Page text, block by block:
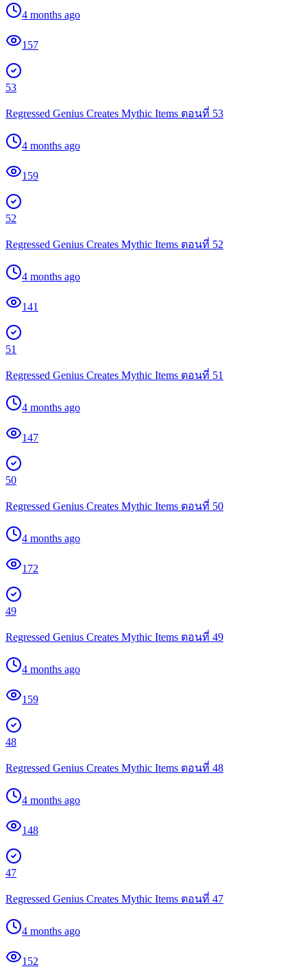
4 months ago
157
53
Regressed Genius Creates Mythic Items ตอนที่ 53
4 months ago
159
52
Regressed Genius Creates Mythic Items ตอนที่ 52
4 months ago
141
51
Regressed Genius Creates Mythic Items ตอนที่ 51
4 months ago
147
50
Regressed Genius Creates Mythic Items ตอนที่ 50
4 months ago
172
49
Regressed Genius Creates Mythic Items ตอนที่ 49
4 months ago
159
48
Regressed Genius Creates Mythic Items ตอนที่ 48
4 months ago
148
47
Regressed Genius Creates Mythic Items ตอนที่ 47
4 months ago
152